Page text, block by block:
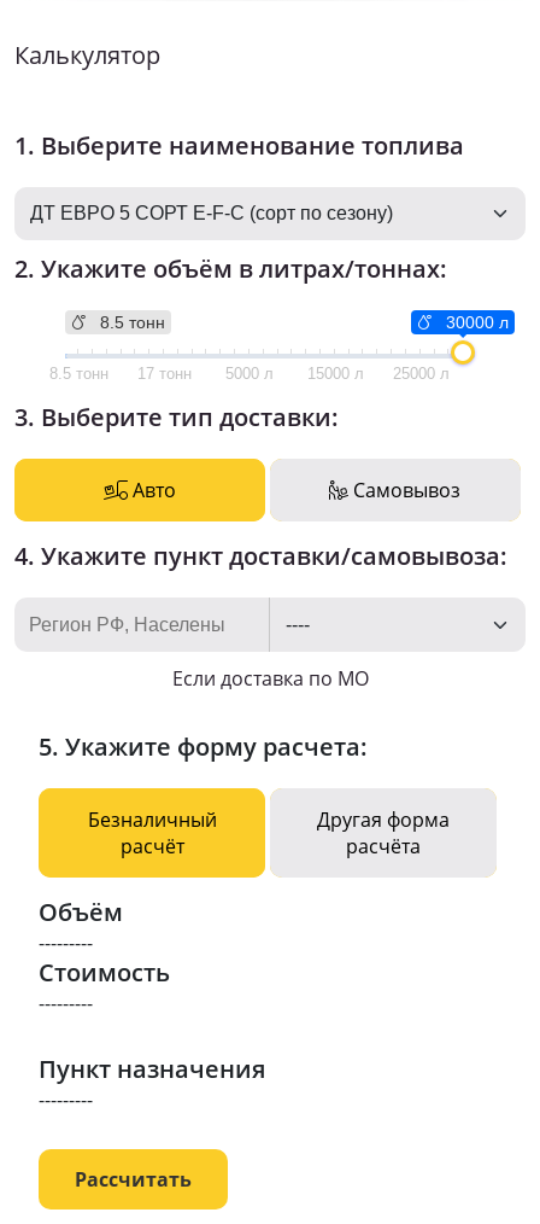
Калькулятор
1. Выберите наименование топлива
2. Укажите объём в литрах/тоннах:
8.5 тонн 30000 л
8.5 тонн 17 тонн 5000 л 15000 л 25000 л
3. Выберите тип доставки:
Авто Самовывоз
4. Укажите пункт доставки/самовывоза:
Если доставка по МО
5. Укажите форму расчета:
Безналичный
расчёт
Другая форма
расчёта
Объём
---------
Стоимость
---------
Пункт назначения
---------
Рассчитать